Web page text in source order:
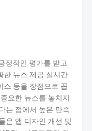
정적인 평가를 받고
한 뉴스 제공 실시간
스 등을 장점으로 꼽
요한 뉴스를 놓치지
는 점에서 높은 만족
은 앱 디자인 개선 및